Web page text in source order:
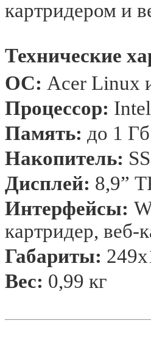
картридером и
Технические
ОС: Acer Linux
Процессор:
Память: до 1 Гб
Накопитель:
Дисплей: 8,9”
Интерфейсы:
картридер, веб-
Габариты:
Вес: 0,99 кг